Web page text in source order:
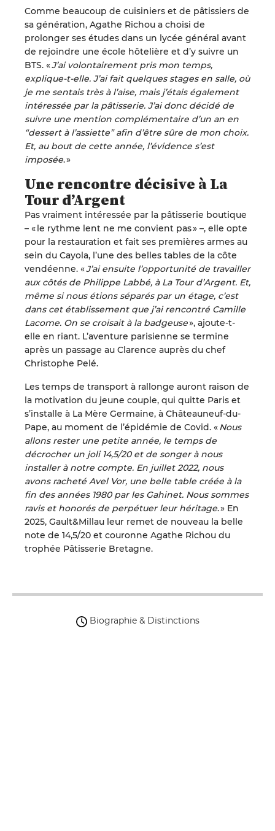
Comme beaucoup de cuisiniers et de pâtissiers de
sa génération, Agathe Richou a choisi de
prolonger ses études dans un lycée général avant
de rejoindre une école hôtelière et d’y suivre un
BTS. «J’ai volontairement pris mon temps,
explique-t-elle. J’ai fait quelques stages en salle, où
je me sentaistrès à l’aise, mais j’étais également
intéressée par la pâtisserie. J’ai donc décidé de
suivre une mention complémentaire d’un an en
“dessert à l’assiette”afin d’être sûre de mon choix.
Et, au bout de cette année, l’évidence s’est
imposée.»
Une rencontre décisive àLa
Tour d’Argent
Pas vraiment intéressée par la pâtisserie boutique
– « le rythme lent ne me convient pas » –, elle opte
pour la restauration et fait ses premières armes au
sein du Cayola, l’une des belles tables de la côte
vendéenne. «J’ai ensuite l’opportunité de travailler
aux côtés de Philippe Labbé, à La Tour d’Argent. Et,
même si nous étions séparés par un étage, c’est
dans cet établissement que j’ai rencontré Camille
Lacome. On se croisait à la badgeuse», ajoute-t-
elle en riant. L’aventure parisienne se termine
après un passage au Clarence auprès du chef
Christophe Pelé.
Les temps de transport à rallonge auront raison de
la motivation du jeune couple, qui quitte Paris et
s’installe à La Mère Germaine, à Châteauneuf-du-
Pape, au moment de l’épidémie de Covid. «Nous
allons rester une petite année, le temps de
décrocher un joli 14,5/20et de songer à nous
installer à notre compte. En juillet 2022, nous
avons racheté AvelVor, une belle table créée à la
fin des années 1980 par les Gahinet. Nous sommes
ravis et honorés de perpétuer leur héritage.» En
2025, Gault&Millau leur remet de nouveau la belle
note de 14,5/20 et couronne Agathe Richou du
trophée Pâtisserie Bretagne.
Biographie & Distinctions